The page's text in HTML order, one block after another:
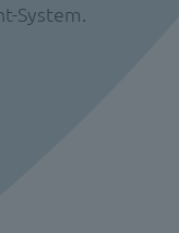
System.